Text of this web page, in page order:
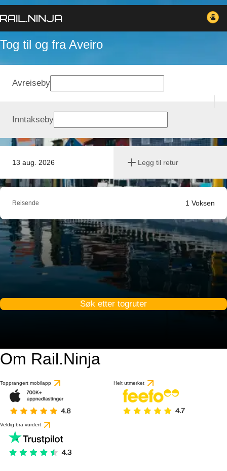
Tog til og fra Aveiro
13 aug. 2026 Legg til retur
Avreiseby
Inntakseby
Reisende 1 Voksen
Søk etter togruter
Om Rail.Ninja
Topprangert mobilapp Helt utmerket
Veldig bra vurdert